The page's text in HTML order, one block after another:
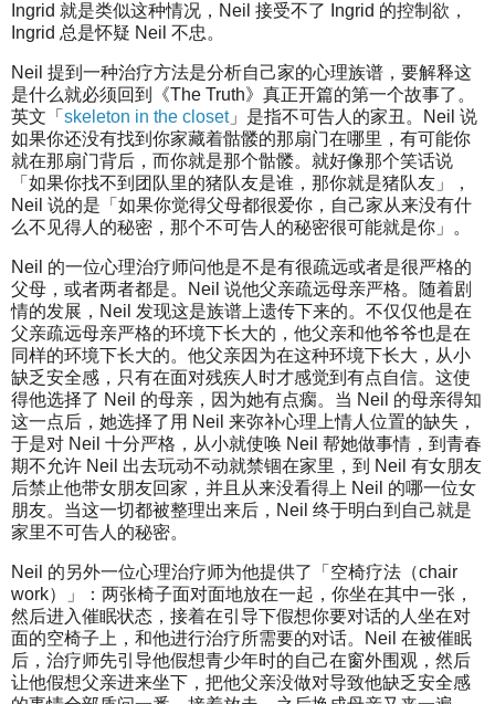
Ingrid 就是类似这种情况，Neil 接受不了 Ingrid 的控制欲，
Ingrid 总是怀疑 Neil 不忠。
Neil 提到一种治疗方法是分析自己家的心理族谱，要解释这
是什么就必须回到《The Truth》真正开篇的第一个故事了。
英文「 skeleton in the closet」是指不可告人的家丑。Neil 说
如果你还没有找到你家藏着骷髅的那扇门在哪里，有可能你
就在那扇门背后，而你就是那个骷髅。就好像那个笑话说
「如果你找不到团队里的猪队友是谁，那你就是猪队友」，
Neil 说的是「如果你觉得父母都很爱你，自己家从来没有什
么不见得人的秘密，那个不可告人的秘密很可能就是你」。
Neil 的一位心理治疗师问他是不是有很疏远或者是很严格的
父母，或者两者都是。Neil 说他父亲疏远母亲严格。随着剧
情的发展，Neil 发现这是族谱上遗传下来的。不仅仅他是在
父亲疏远母亲严格的环境下长大的，他父亲和他爷爷也是在
同样的环境下长大的。他父亲因为在这种环境下长大，从小
缺乏安全感，只有在面对残疾人时才感觉到有点自信。这使
得他选择了 Neil 的母亲，因为她有点瘸。当 Neil 的母亲得知
这一点后，她选择了用 Neil 来弥补心理上情人位置的缺失，
于是对 Neil 十分严格，从小就使唤 Neil 帮她做事情，到青春
期不允许 Neil 出去玩动不动就禁锢在家里，到 Neil 有女朋友
后禁止他带女朋友回家，并且从来没看得上 Neil 的哪一位女
朋友。当这一切都被整理出来后，Neil 终于明白到自己就是
家里不可告人的秘密。
Neil 的另外一位心理治疗师为他提供了「空椅疗法（chair
work）」：两张椅子面对面地放在一起，你坐在其中一张，
然后进入催眠状态，接着在引导下假想你要对话的人坐在对
面的空椅子上，和他进行治疗所需要的对话。Neil 在被催眠
后，治疗师先引导他假想青少年时的自己在窗外围观，然后
让他假想父亲进来坐下，把他父亲没做对导致他缺乏安全感